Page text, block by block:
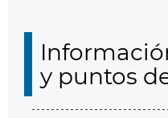
y puntos